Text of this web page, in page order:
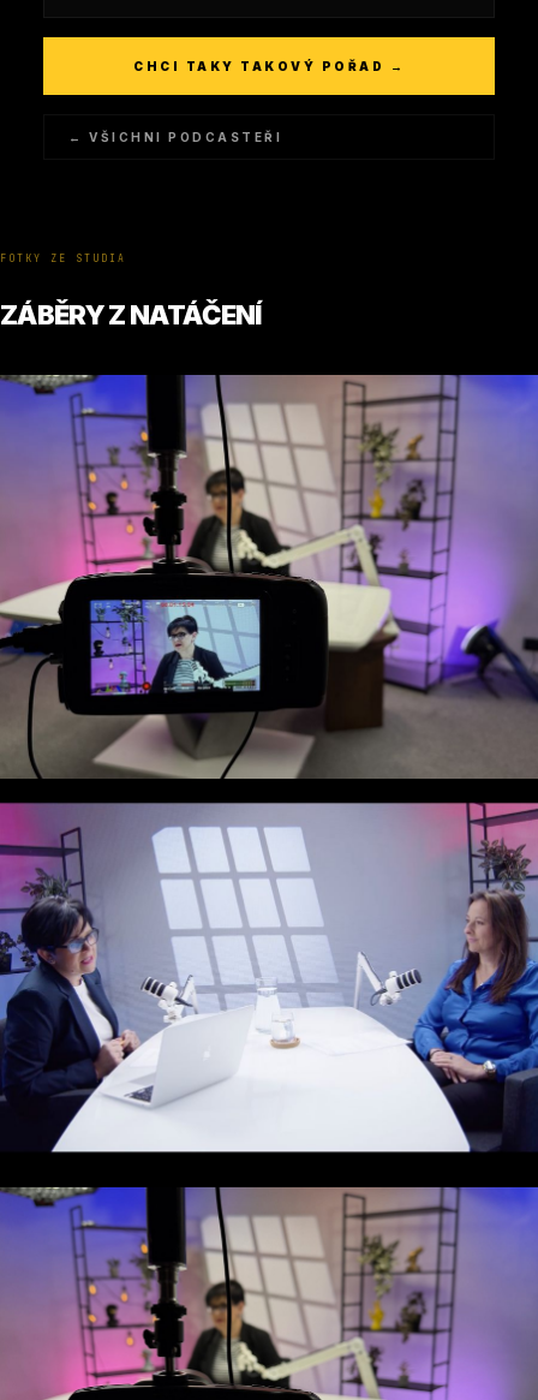
CHCI TAKY TAKOVÝ POŘAD →
← VŠICHNI PODCASTEŘI
FOTKY ZE STUDIA
ZÁBĚRY Z NATÁČENÍ